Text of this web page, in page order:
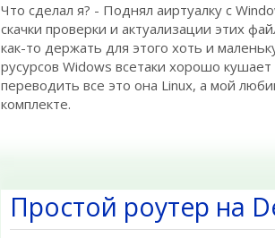
Что сделал я? - Поднял аиртуалку с
скачки проверки и актуализации этих
как-то держать для этого хоть и
русурсов Widows всетаки хорошо
переводить все это она Linux, а мой
комплекте.
Простой рoутер на